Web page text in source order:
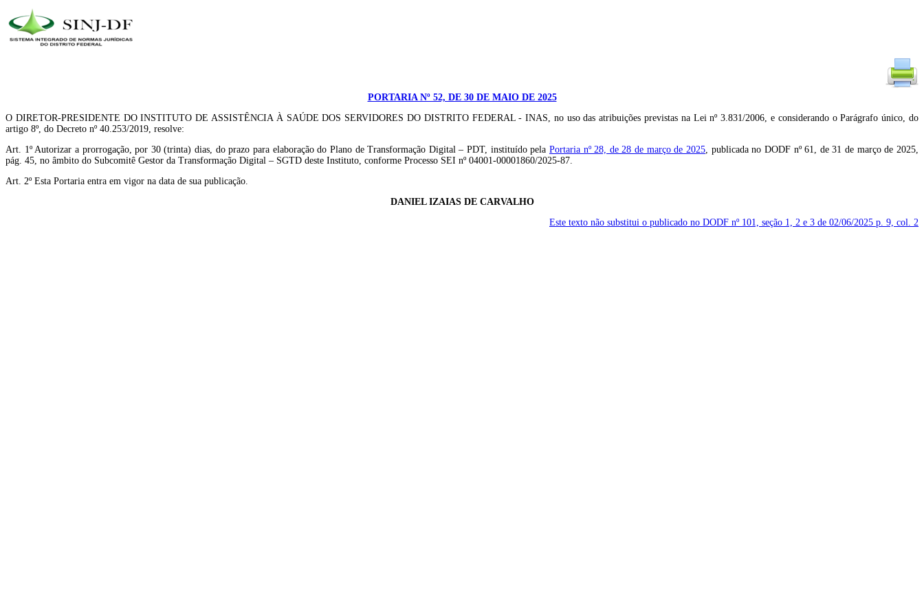
PORTARIA Nº 52, DE 30 DE MAIO DE 2025
O DIRETOR-PRESIDENTE DO INSTITUTO DE ASSISTÊNCIA À SAÚDE DOS SERVIDORES DO DISTRITO FEDERAL - INAS, no uso das atribuições previstas na Lei nº 3.831/2006, e considerando o Parágrafo único, do
artigo 8º, do Decreto nº 40.253/2019, resolve:
Art. 1º Autorizar a prorrogação, por 30 (trinta) dias, do prazo para elaboração do Plano de Transformação Digital – PDT, instituído pela Portaria nº 28, de 28 de março de 2025, publicada no DODF nº 61, de 31 de março de 2025,
pág. 45, no âmbito do Subcomitê Gestor da Transformação Digital – SGTD deste Instituto, conforme Processo SEI nº 04001-00001860/2025-87.
Art. 2º Esta Portaria entra em vigor na data de sua publicação.
DANIEL IZAIAS DE CARVALHO
Este texto não substitui o publicado no DODF nº 101, seção 1, 2 e 3 de 02/06/2025 p. 9, col. 2